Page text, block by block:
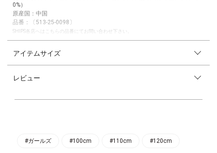
0%）
原産国：中国
品番：〔513-25-0098〕
SHIPS各店へはこちらの品番にてお問い合わせ下さい。
す。
きちんと感のあるしなやかな風合いが上品な雰囲気を演出してくれます◎
合わせるトップス次第でカジュアルスタイルから、キレイめスタイルなど
アイテムサイズ
レビュー
#ガールズ #100cm #110cm #120cm